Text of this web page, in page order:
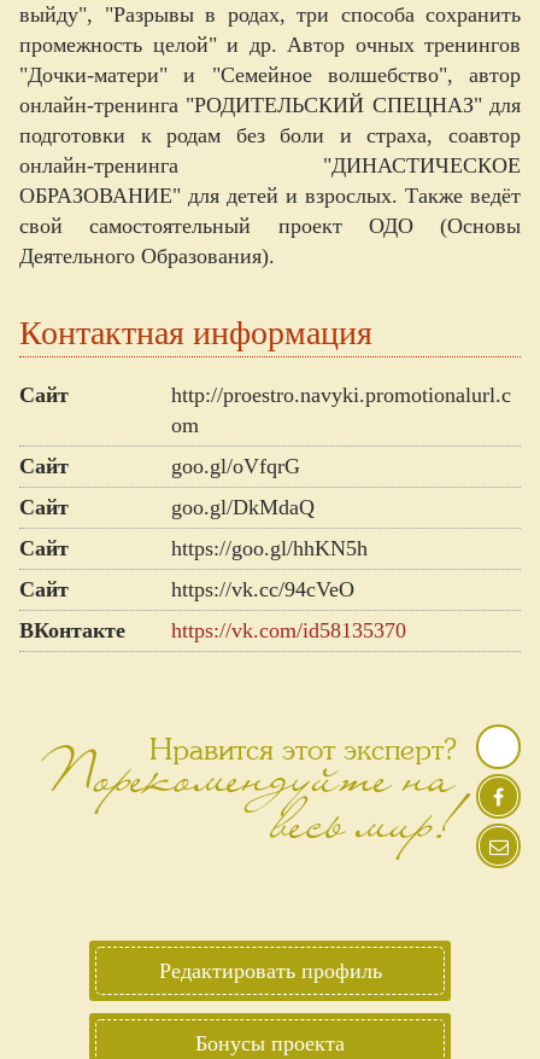
выйду", "Разрывы в родах, три способа сохранить
промежность целой" и др. Автор очных тренингов
"Дочки-матери" и "Семейное волшебство", автор
онлайн-тренинга "РОДИТЕЛЬСКИЙ СПЕЦНАЗ" для
подготовки к родам без боли и страха, соавтор
онлайн-тренинга "ДИНАСТИЧЕСКОЕ
ОБРАЗОВАНИЕ" для детей и взрослых. Также ведёт
свой самостоятельный проект ОДО (Основы
Деятельного Образования).
Контактная информация
Сайт
http://proestro.navyki.promotionalurl.c
om
Сайт
goo.gl/oVfqrG
Сайт
goo.gl/DkMdaQ
Сайт
https://goo.gl/hhKN5h
Сайт
https://vk.cc/94cVeO
ВКонтакте
https://vk.com/id58135370
Нравится этот эксперт?
Порекомендуйте на
весь мир!
Редактировать профиль
Бонусы проекта